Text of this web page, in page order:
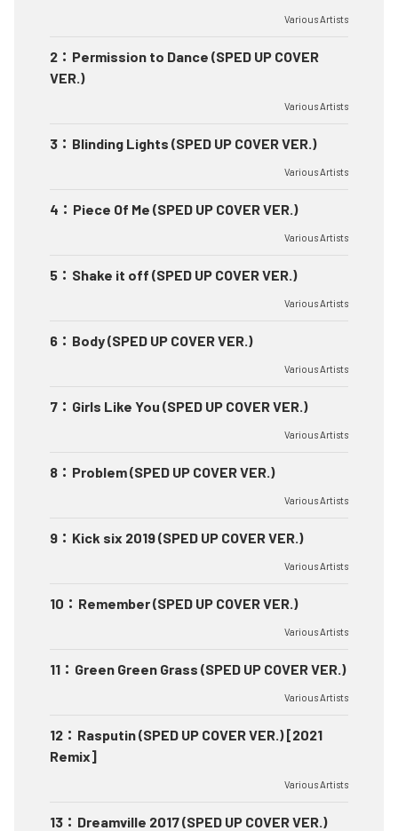
Various Artists
2 ： Permission to Dance (SPED UP COVER
VER.)
Various Artists
3 ： Blinding Lights (SPED UP COVER VER.)
Various Artists
4 ： Piece Of Me (SPED UP COVER VER.)
Various Artists
5 ： Shake it off (SPED UP COVER VER.)
Various Artists
6 ： Body (SPED UP COVER VER.)
Various Artists
7 ： Girls Like You (SPED UP COVER VER.)
Various Artists
8 ： Problem (SPED UP COVER VER.)
Various Artists
9 ： Kick six 2019 (SPED UP COVER VER.)
Various Artists
10 ： Remember (SPED UP COVER VER.)
Various Artists
11 ： Green Green Grass (SPED UP COVER VER.)
Various Artists
12 ： Rasputin (SPED UP COVER VER.) [2021
Remix]
Various Artists
13 ： Dreamville 2017 (SPED UP COVER VER.)